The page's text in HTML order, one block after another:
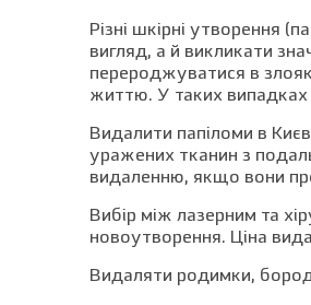
Різні шкірні утворення
вигляд, а й викликати
перероджуватися в
життю. У таких випадках
Видалити папіломи в
уражених тканин з
видаленню, якщо вони
Вибір між лазерним та
новоутворення. Ціна
Видаляти родимки,